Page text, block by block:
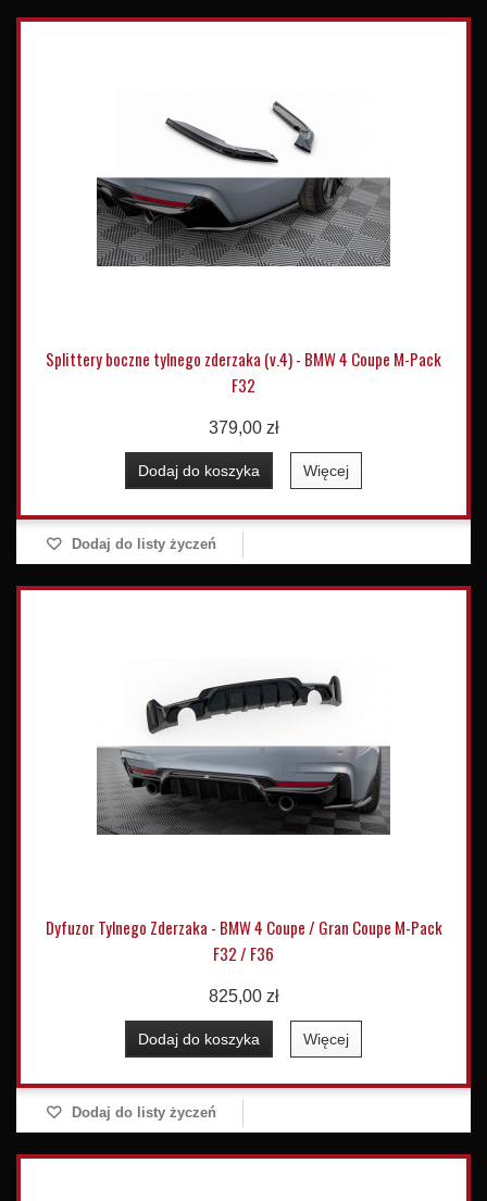
Splittery boczne tylnego zderzaka (v.4) - BMW 4 Coupe M-Pack
F32
379,00 zł
Dodaj do koszyka Więcej
Dodaj do listy życzeń
Dyfuzor Tylnego Zderzaka - BMW 4 Coupe / Gran Coupe M-Pack
F32 / F36
825,00 zł
Dodaj do koszyka Więcej
Dodaj do listy życzeń